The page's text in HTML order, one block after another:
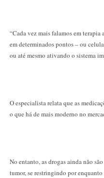
“Cada vez mais falamos em
em determinados pontos – ou
ou até mesmo ativando o sistema
O especialista relata que as
o que há de mais moderno no
No entanto, as drogas ainda não
tumor, se restringindo por